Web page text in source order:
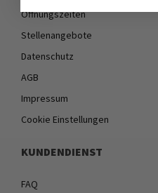
Öffnungszeiten
Stellenangebote
Datenschutz
AGB
Impressum
Cookie Einstellungen
KUNDENDIENST
FAQ